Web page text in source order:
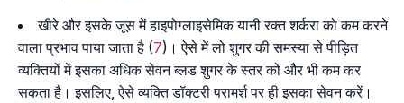
खीरे और इसके जूस में हाइपोग्लाइसेमिक यानी रक्त शर्करा को कम करने
वाला प्रभाव पाया जाता है (7)। ऐसे में लो शुगर की समस्या से पीड़ित
व्यक्तियों में इसका अधिक सेवन ब्लड शुगर के स्तर को और भी कम कर
सकता है। इसलिए, ऐसे व्यक्ति डॉक्टरी परामर्श पर ही इसका सेवन करें।